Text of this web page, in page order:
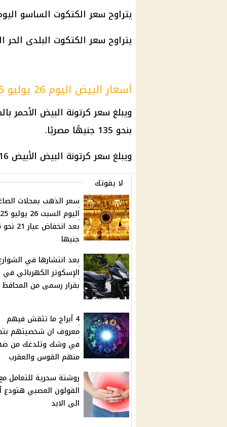
يتراوح سعر الكتكوت الساسو اليوم ما بين 13
يتراوح سعر الكتكوت البلدى الحر اليوم ما
أسعار البيض اليوم 26 يوليو 2025
بنحو 135 جنيهًا مصريًا.
ويبلغ سعر كرتونة البيض الأبيض 116 جنيهًا ، ويباع للمستهلكين بـ 126 جنيهًا .
لا يفوتك
سعر الذهب بمحلات
اليوم
جنيها
بعد انتشارها في
الإسكوتر الكهربائي في
بقرار رسمى من المحافظ
4 أبراج ما تثقش فيهم
معروف ان شخصيتهم
في وشك وتلدغك من
منهم القوس والعقرب
روشتة سحرية للتعامل
القولون العصبي هتودع
الى الابد